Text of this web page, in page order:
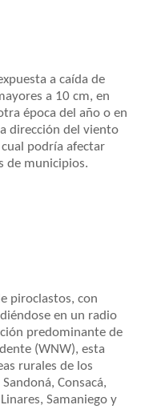
a caída de
a 10 cm, en
época del año o en
dirección del viento
podría afectar
de municipios.
piroclastos, con
en un radio
predominante de
(WNW), esta
rurales de los
Consacá,
Samaniego y